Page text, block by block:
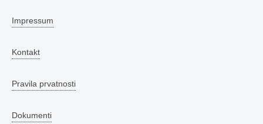
Impressum
Kontakt
Pravila prvatnosti
Dokumenti